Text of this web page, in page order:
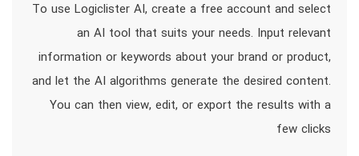
To use Logiclister AI, create a free account and select
an AI tool that suits your needs. Input relevant
information or keywords about your brand or product,
and let the AI algorithms generate the desired content.
You can then view, edit, or export the results with a
few clicks